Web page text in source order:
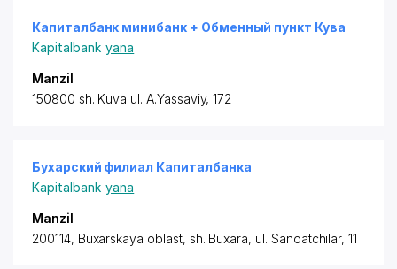
Капиталбанк минибанк + Обменный пункт Кува
Kapitalbank yana
Manzil
150800 sh. Kuva ul. A.Yassaviy, 172
Бухарский филиал Капиталбанка
Kapitalbank yana
Manzil
200114, Buxarskaya oblast, sh. Buxara, ul. Sanoatchilar, 11